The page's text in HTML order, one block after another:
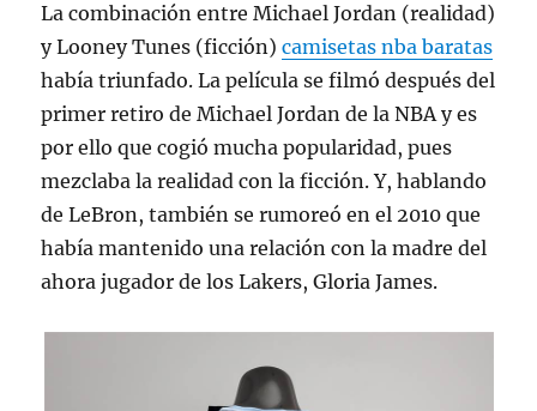
La combinación entre Michael Jordan (realidad)
y Looney Tunes (ficción)camisetas nba baratas
había triunfado. La película se filmó después del
primer retiro de Michael Jordan de la NBA y es
por ello que cogió mucha popularidad, pues
mezclaba la realidad con la ficción. Y, hablando
de LeBron, también se rumoreó en el 2010 que
había mantenido una relación con la madre del
ahora jugador de los Lakers, Gloria James.